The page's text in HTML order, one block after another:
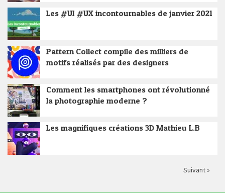
Les #UI #UX incontournables de janvier 2021
Pattern Collect compile des milliers de
motifs réalisés par des designers
Comment les smartphones ont révolutionné
la photographie moderne ?
Les magnifiques créations 3D Mathieu L.B
Suivant »